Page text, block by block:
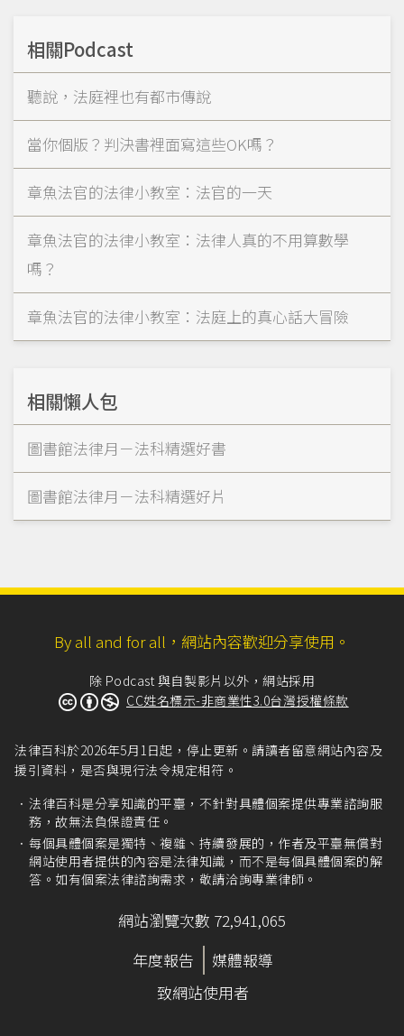
相關Podcast
聽說，法庭裡也有都市傳說
當你個版？判決書裡面寫這些OK嗎？
章魚法官的法律小教室：法官的一天
章魚法官的法律小教室：法律人真的不用算數學
嗎？
章魚法官的法律小教室：法庭上的真心話大冒險
相關懶人包
圖書館法律月－法科精選好書
圖書館法律月－法科精選好片
By all and for all，網站內容歡迎分享使用。
除 Podcast 與自製影片以外，網站採用
CC姓名標示-非商業性3.0台灣授權條款
法律百科於2026年5月1日起，停止更新。請讀者留意網站內容及
援引資料，是否與現行法令規定相符。
法律百科是分享知識的平臺，不針對具體個案提供專業諮詢服
務，故無法負保證責任。
每個具體個案是獨特、複雜、持續發展的，作者及平臺無償對
網站使用者提供的內容是法律知識，而不是每個具體個案的解
答。如有個案法律諮詢需求，敬請洽詢專業律師。
網站瀏覽次數 72,941,065
年度報告
媒體報導
致網站使用者